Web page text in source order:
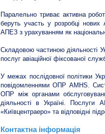
Паралельно триває активна
беруть участь у розробці нових
АПЕЗ з урахуванням як
Складовою частиною діяльності
послуг авіаційної фіксованої
У межах послідовної політики
повідомленнями ОПР AMHS.
ОПР між органами
діяльності в Україні.
«Київцентраеро» та відповідні
Контактна інформація